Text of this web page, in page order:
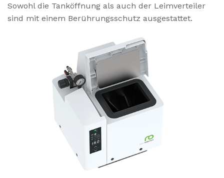
Sowohl die Tanköffnung als auch der Leimverteiler
sind mit einem Berührungsschutz ausgestattet.